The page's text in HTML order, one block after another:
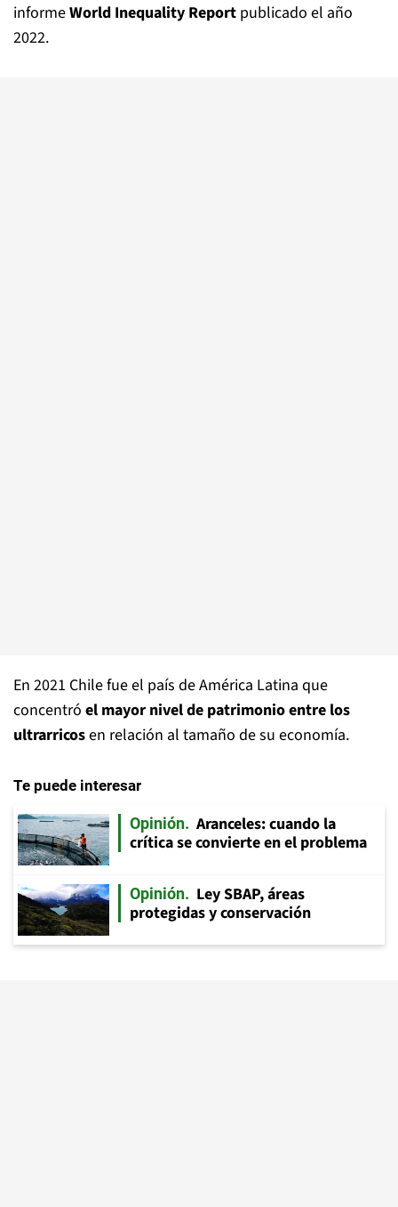
informeWorld Inequality Report publicado el año
2022.
En 2021 Chile fue el país de América Latina que
concentró el mayor nivel de patrimonio entre los
ultrarricosen relación al tamaño de su economía.
Te puede interesar
Opinión
Aranceles: cuando la
crítica se convierte en el problema
Opinión
Ley SBAP, áreas
protegidas y conservación